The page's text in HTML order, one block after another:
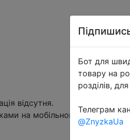
відсутня.
на мобільному, в телеграм
Бот для
товару на
розділів,
Телеграм
@ZnyzkaUa